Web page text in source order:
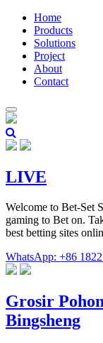
Home
Products
Solutions
Project
About
Contact
LIVE
Welcome to Bet-Set
gaming to Bet on.
best betting sites
WhatsApp: +86
Grosir
Bingsheng